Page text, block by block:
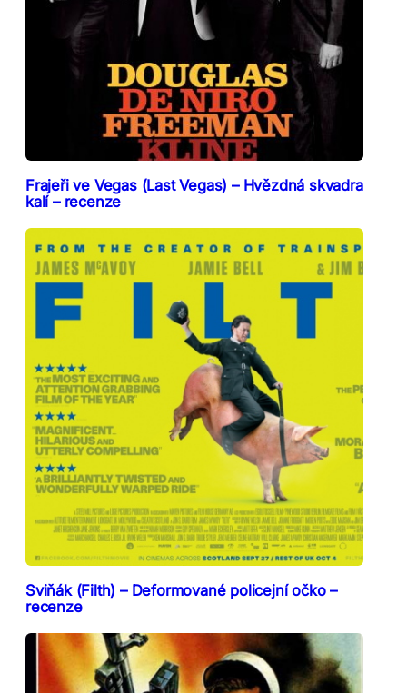
Frajeři ve Vegas (Last Vegas) – Hvězdná skvadra
kalí – recenze
Sviňák (Filth) – Deformované policejní očko –
recenze